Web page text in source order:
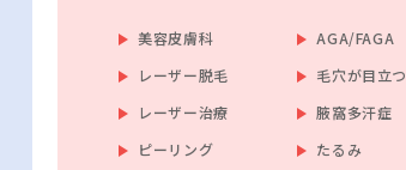
美容皮膚科
AGA/FAGA
レーザー脱毛
毛穴が目立つ
レーザー治療
腋窩多汗症
ピーリング
たるみ